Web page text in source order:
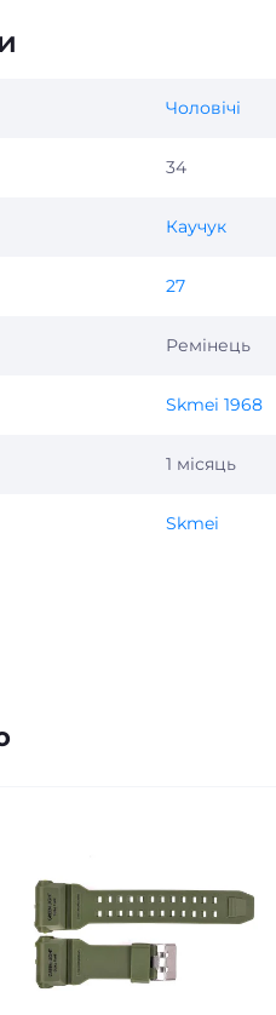
Чоловічі
34
Каучук
27
Ремінець
Skmei 1968
1 місяць
Skmei